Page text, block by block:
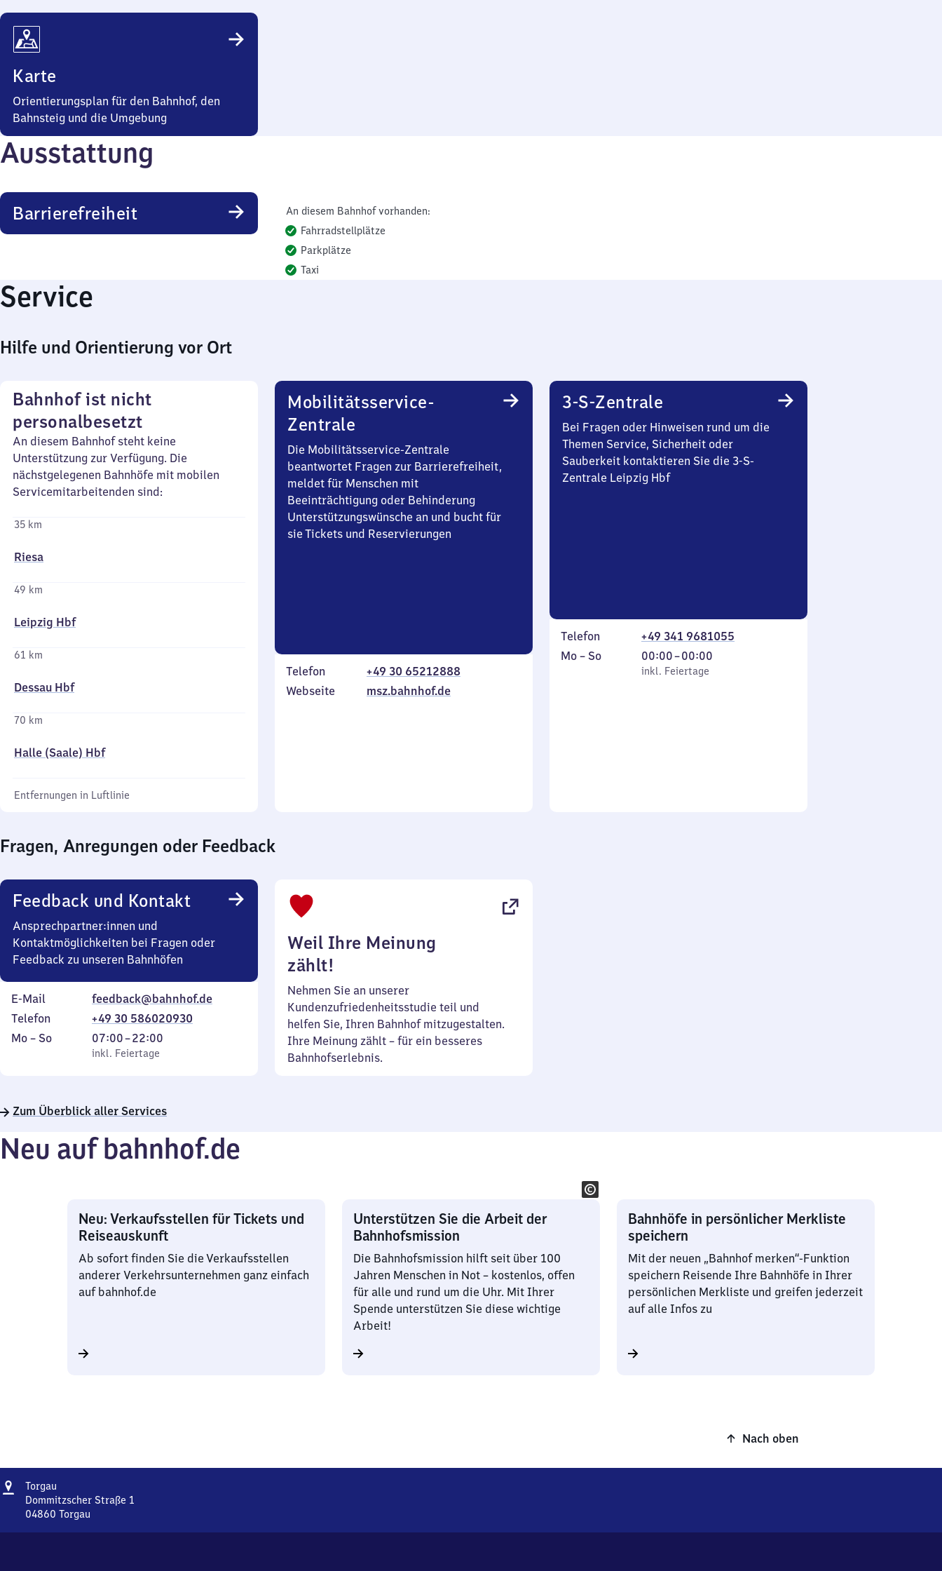
Karte
Orientierungsplan für den Bahnhof, den
Bahnsteig und die Umgebung
Ausstattung
Barrierefreiheit
An diesem Bahnhof vorhanden:
Fahrradstellplätze
Parkplätze
Taxi
Service
Hilfe und Orientierung vor Ort
Bahnhof ist nicht
personalbesetzt
An diesem Bahnhof steht keine
Unterstützung zur Verfügung. Die
nächstgelegenen Bahnhöfe mit mobilen
Servicemitarbeitenden sind:
35 km
Riesa
49 km
Leipzig Hbf
61 km
Dessau Hbf
70 km
Halle (Saale) Hbf
Entfernungen in Luftlinie
Mobilitätsservice-
Zentrale
Die Mobilitätsservice-Zentrale
beantwortet Fragen zur Barrierefreiheit,
meldet für Menschen mit
Beeinträchtigung oder Behinderung
Unterstützungswünsche an und bucht für
sie Tickets und Reservierungen
Telefon
+49 30 65212888
Webseite
msz.bahnhof.de
3-S-Zentrale
Bei Fragen oder Hinweisen rund um die
Themen Service, Sicherheit oder
Sauberkeit kontaktieren Sie die 3-S-
Zentrale Leipzig Hbf
Telefon
+49 341 9681055
Montag
Mo – So,
inkl. Feiertage
00:00–00:00
Von
0
inkl. Feiertage
Fragen, Anregungen oder Feedback
Feedback und Kontakt
Ansprechpartner:innen und
Kontaktmöglichkeiten bei Fragen oder
Feedback zu unseren Bahnhöfen
E-Mail
feedback@bahnhof.de
Telefon
+49 30 586020930
Montag
Mo – So,
inkl. Feiertage
07:00–22:00
Von
7
22
inkl. Feiertage
Weil Ihre Meinung
zählt!
Nehmen Sie an unserer
Kundenzufriedenheitsstudie teil und
helfen Sie, Ihren Bahnhof mitzugestalten.
Ihre Meinung zählt – für ein besseres
Bahnhofserlebnis.
Zum Überblick aller Services
Neu auf bahnhof.de
Neu: Verkaufsstellen für Tickets und
Reiseauskunft
Ab sofort finden Sie die Verkaufsstellen
anderer Verkehrsunternehmen ganz einfach
auf bahnhof.de
Unterstützen Sie die Arbeit der
Bahnhofsmission
Die Bahnhofsmission hilft seit über 100
Jahren Menschen in Not – kostenlos, offen
für alle und rund um die Uhr. Mit Ihrer
Spende unterstützen Sie diese wichtige
Arbeit!
Bahnhöfe in persönlicher Merkliste
speichern
Mit der neuen „Bahnhof merken“-Funktion
speichern Reisende Ihre Bahnhöfe in Ihrer
persönlichen Merkliste und greifen jederzeit
auf alle Infos zu
Nach oben
Adresse
Torgau
Dommitzscher Straße 1
04860 Torgau